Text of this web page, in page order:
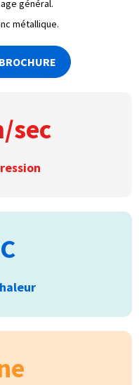
général.
métallique.
sec